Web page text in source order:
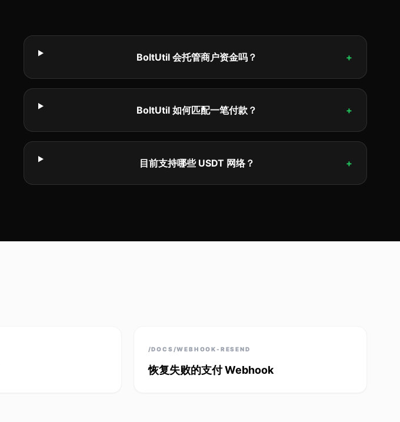
BoltUtil 会托管商户资金吗？ +
BoltUtil 如何匹配一笔付款？ +
目前支持哪些 USDT 网络？ +
/DOCS/WEBHOOK-RESEND
恢复失败的支付 Webhook